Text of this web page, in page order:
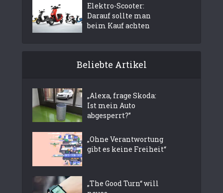
Elektro-Scooter:
Darauf sollte man
beim Kauf achten
Beliebte Artikel
„Alexa, frage Skoda:
Ist mein Auto
abgesperrt?”
„Ohne Verantwortung
gibt es keine Freiheit“
„The Good Turn“ will